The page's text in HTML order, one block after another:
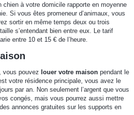
chien à votre domicile rapporte en moyenne
Si vous êtes promeneur d’animaux, vous
sortir en même temps deux ou trois
s’entendant bien entre eux. Le tarif
entre 10 et 15 € de l’heure.
vous pouvez louer votre maisonpendant le
votre résidence principale, vous avez le
par an. Non seulement l’argent que vous
congés, mais vous pourrez aussi mettre
annonces gratuites sur les supports en